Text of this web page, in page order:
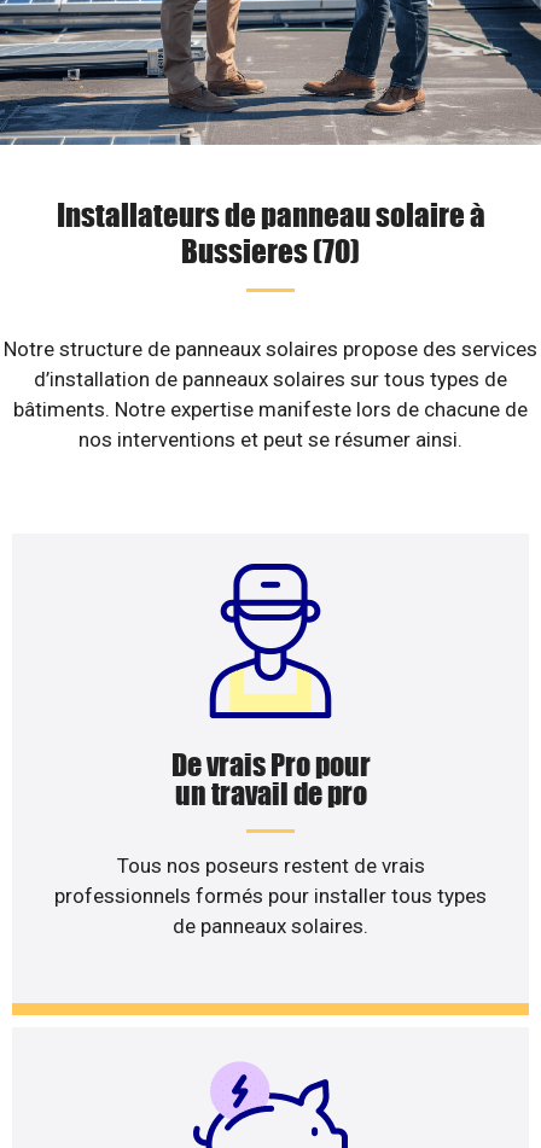
Installateurs de panneau solaire à
Bussieres (70)
Notre structure de panneaux solaires propose des services
d’installation de panneaux solaires sur tous types de
bâtiments. Notre expertise manifeste lors de chacune de
nos interventions et peut se résumer ainsi.
De vrais Pro pour
un travail de pro
Tous nos poseurs restent de vrais
professionnels formés pour installer tous types
de panneaux solaires.